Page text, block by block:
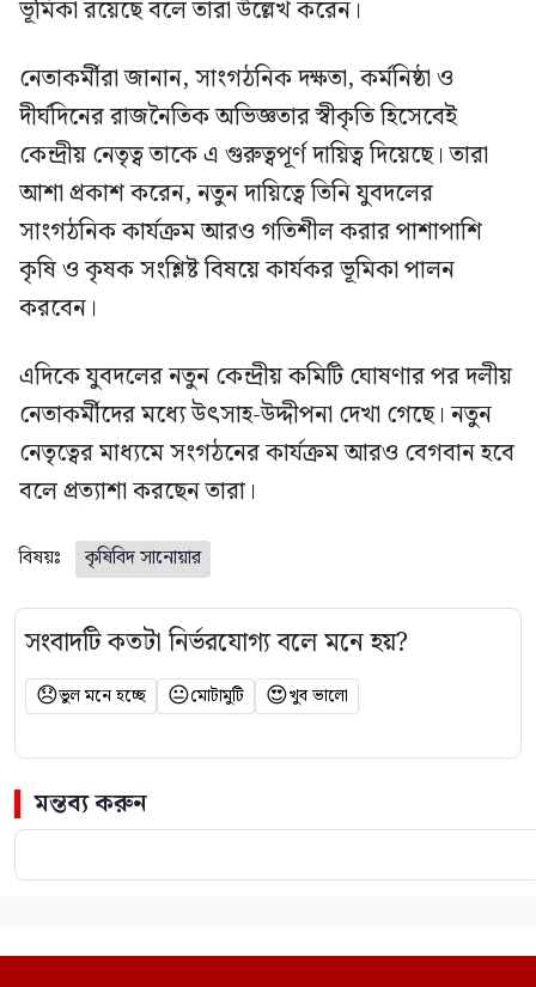
ভূমিকা রয়েছে বলে তারা উল্লেখ করেন।
নেতাকর্মীরা জানান, সাংগঠনিক দক্ষতা, কর্মনিষ্ঠা ও
দীর্ঘদিনের রাজনৈতিক অভিজ্ঞতার স্বীকৃতি হিসেবেই
কেন্দ্রীয় নেতৃত্ব তাকে এ গুরুত্বপূর্ণ দায়িত্ব দিয়েছে। তারা
আশা প্রকাশ করেন, নতুন দায়িত্বে তিনি যুবদলের
সাংগঠনিক কার্যক্রম আরও গতিশীল করার পাশাপাশি
কৃষি ও কৃষক সংশ্লিষ্ট বিষয়ে কার্যকর ভূমিকা পালন
করবেন।
এদিকে যুবদলের নতুন কেন্দ্রীয় কমিটি ঘোষণার পর দলীয়
নেতাকর্মীদের মধ্যে উৎসাহ-উদ্দীপনা দেখা গেছে। নতুন
নেতৃত্বের মাধ্যমে সংগঠনের কার্যক্রম আরও বেগবান হবে
বলে প্রত্যাশা করছেন তারা।
বিষয়ঃ কৃষিবিদ সানোয়ার
সংবাদটি কতটা নির্ভরযোগ্য বলে মনে হয়?
😞ভুল মনে হচ্ছে 😐মোটামুটি 😍খুব ভালো
মন্তব্য করুন